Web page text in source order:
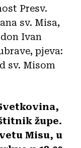
Presv.
sv. Misa,
Ivan
pjeva:
sv. Misom
župe.
Misu, u